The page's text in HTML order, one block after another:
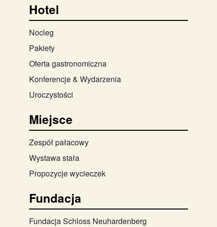
Hotel
Nocleg
Pakiety
Oferta gastronomiczna
Konferencje & Wydarzenia
Uroczystości
Miejsce
Zespół pałacowy
Wystawa stała
Propozycje wycieczek
Fundacja
Fundacja Schloss Neuhardenberg